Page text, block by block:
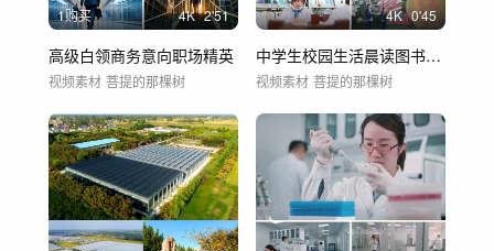
1购买 4K 2'51
高级白领商务意向职场精英
视频素材 菩提的那棵树
4K 0'45
中学生校园生活晨读图书馆中学校园
视频素材 菩提的那棵树